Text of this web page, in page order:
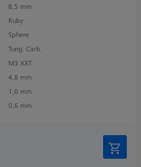
8,5 mm
Ruby
Sphere
Tung. Carb.
M3 XXT
4,8 mm
1,0 mm
0,6 mm